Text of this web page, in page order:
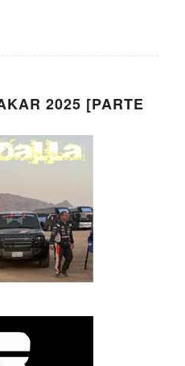
2025 [PARTE